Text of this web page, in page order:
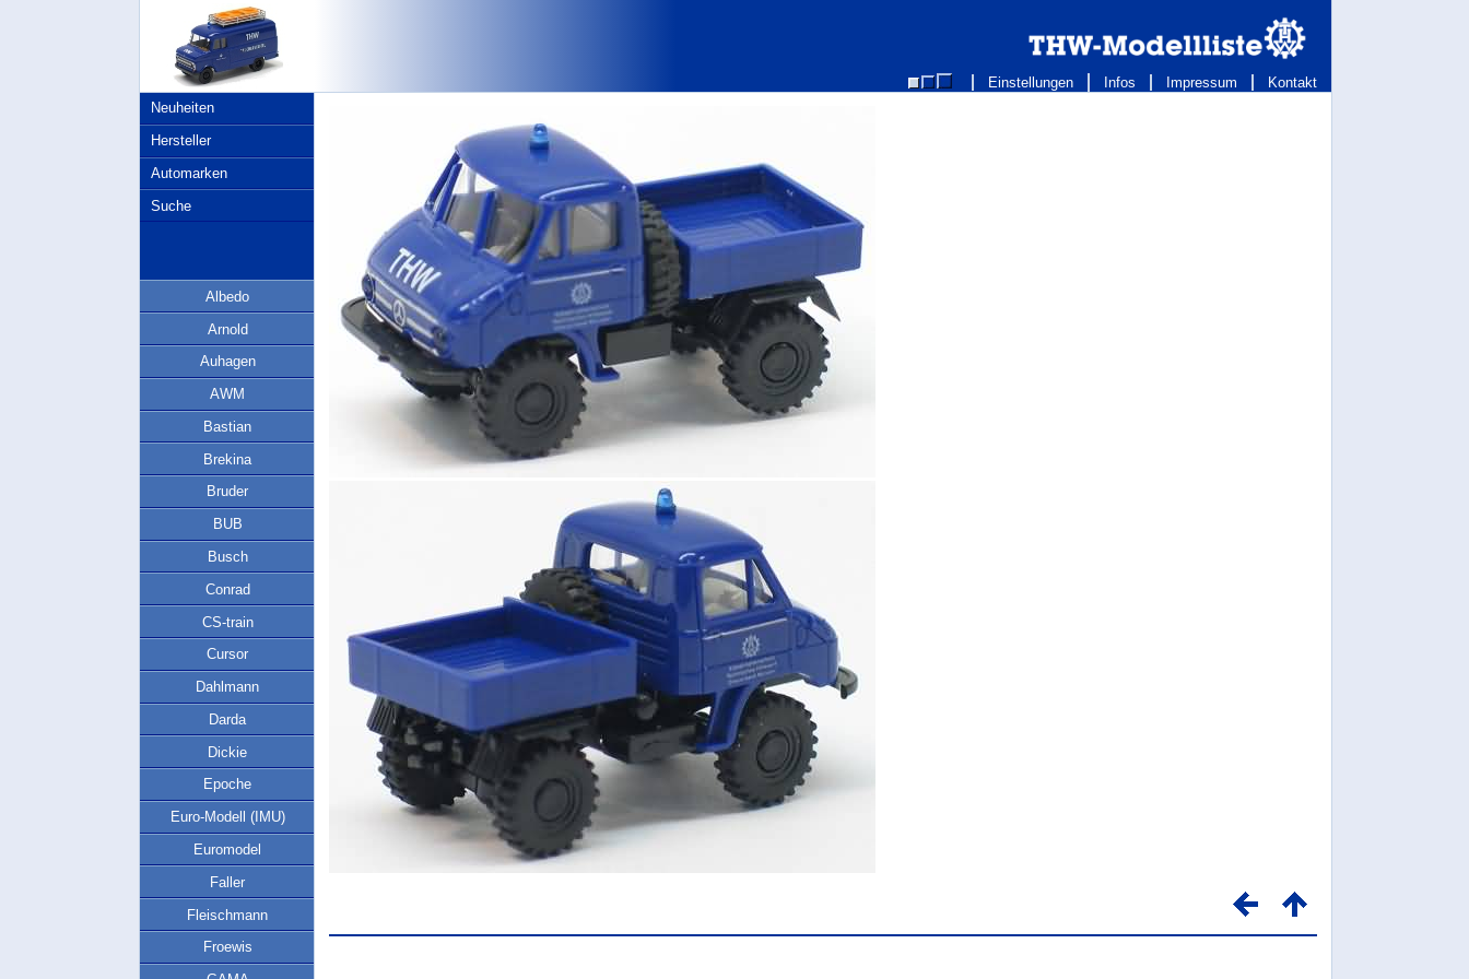
Einstellungen Infos Impressum
Kontakt
Neuheiten
Hersteller
Automarken
Suche
Albedo
Arnold
Auhagen
AWM
Bastian
Brekina
Bruder
BUB
Busch
Conrad
CS-train
Cursor
Dahlmann
Darda
Dickie
Epoche
Euro-Modell (IMU)
Euromodel
Faller
Fleischmann
Froewis